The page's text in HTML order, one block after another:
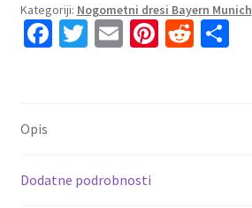
Munich
Domači
Rokav
Kategoriji: Nogometni dresi Bayern Munich
Fa
k
T E Pi R S
Opis
Dodatne podrobnosti